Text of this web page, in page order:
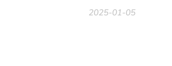
2025-01-05